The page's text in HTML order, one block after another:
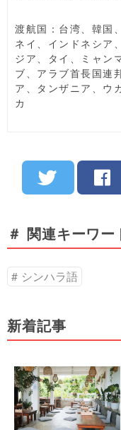
渡航国：台湾、韓国
ネイ、インドネシア
ジア、タイ、ミャン
ブ、アラブ首長国連
ア、タンザニア、ウ
カ
＃ 関連キーワー
シンハラ語
新着記事